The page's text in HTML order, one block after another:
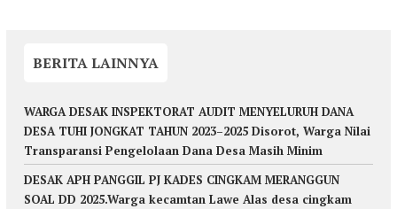
BERITA LAINNYA
WARGA DESAK INSPEKTORAT AUDIT MENYELURUH DANA
DESA TUHI JONGKAT TAHUN 2023–2025 Disorot, Warga Nilai
Transparansi Pengelolaan Dana Desa Masih Minim
DESAK APH PANGGIL PJ KADES CINGKAM MERANGGUN
SOAL DD 2025.Warga kecamtan Lawe Alas desa cingkam